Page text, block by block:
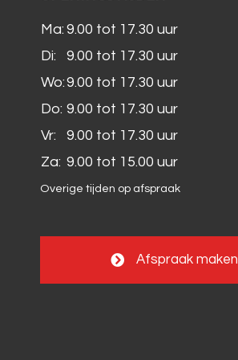
Ma: 9.00 tot 17.30 uur
Di:
9.00 tot 17.30 uur
Wo:9.00 tot 17.30 uur
Do: 9.00 tot 17.30 uur
Vr:
9.00 tot 17.30 uur
Za: 9.00 tot 15.00 uur
Overige tijden op afspraak
Afspraak maken